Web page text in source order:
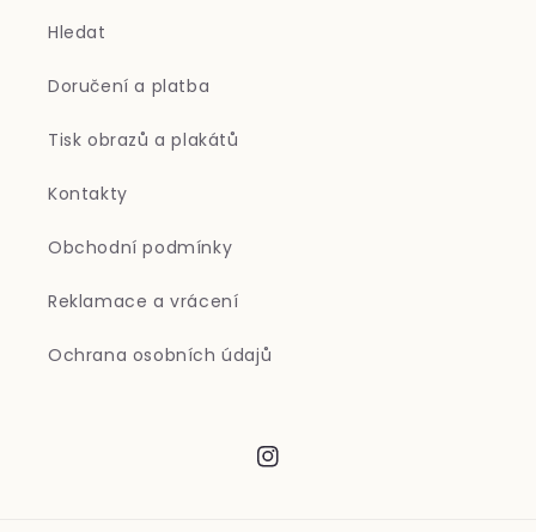
Hledat
Doručení a platba
Tisk obrazů a plakátů
Kontakty
Obchodní podmínky
Reklamace a vrácení
Ochrana osobních údajů
Instagram